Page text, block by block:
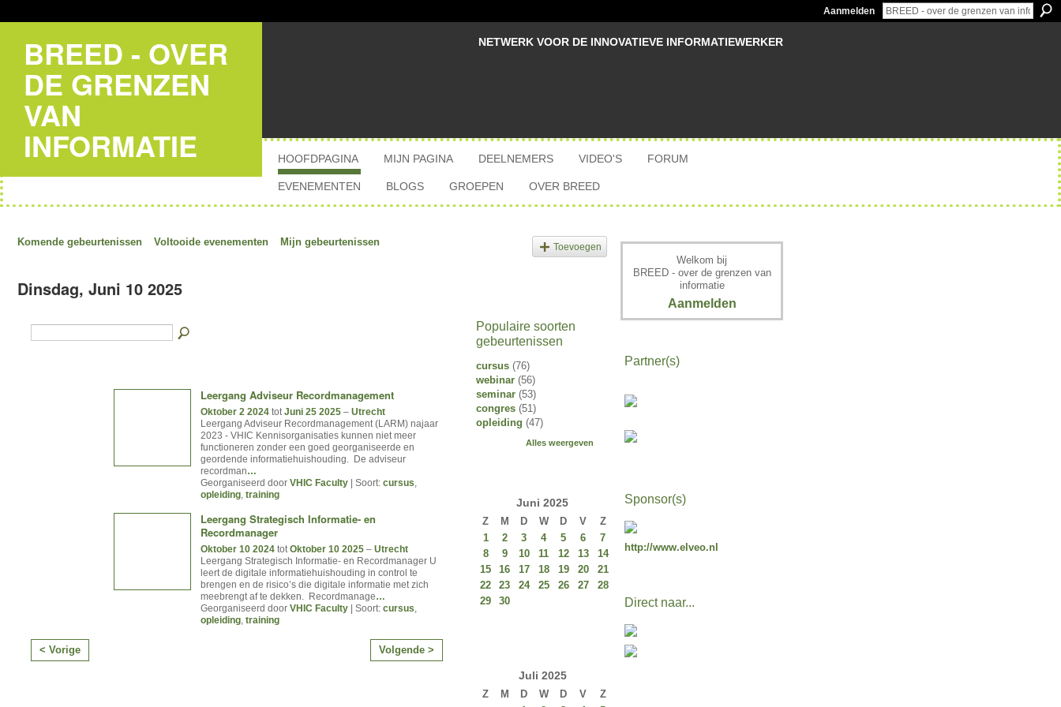
Aanmelden
BREED - OVER
DE GRENZEN
VAN
INFORMATIE
NETWERK VOOR DE INNOVATIEVE INFORMATIEWERKER
HOOFDPAGINA MIJN PAGINA DEELNEMERS VIDEO'S FORUM
EVENEMENTEN BLOGS GROEPEN OVER BREED
Komende gebeurtenissen Voltooide evenementen Mijn gebeurtenissen Toevoegen
Dinsdag, Juni 10 2025
Leergang Adviseur Recordmanagement
Oktober 2 2024 tot Juni 25 2025 – Utrecht
Leergang Adviseur Recordmanagement (LARM) najaar
2023 - VHIC Kennisorganisaties kunnen niet meer
functioneren zonder een goed georganiseerde en
geordende informatiehuishouding. De adviseur
recordman…
Georganiseerd door VHIC Faculty | Soort: cursus
opleiding training
Leergang Strategisch Informatie- en
Recordmanager
Oktober 10 2024 totOktober 10 2025 – Utrecht
Leergang Strategisch Informatie- en Recordmanager U
leert de digitale informatiehuishouding in control te
brengen en de risico’s die digitale informatie met zich
meebrengt af te dekken. Recordmanage…
Georganiseerd door VHIC Faculty | Soort: cursus,
opleiding, training
< Vorige Volgende >
Populaire soorten
gebeurtenissen
cursus (76)
webinar (56)
seminar (53)
congres (51)
opleiding (47)
Alles weergeven
Juni 2025
Z M D W D V
Z
1
2 3 4 5 6
7
8
9 10 11 12 13
14
15
16 17 18 19 20
21
22
23 24 25 26 27
28
29
30
Juli 2025
Z M D W D V
Z
Welkom bij
BREED - over de grenzen van
informatie
Aanmelden
Partner(s)
Sponsor(s)
http://www.elveo.nl
Direct naar...